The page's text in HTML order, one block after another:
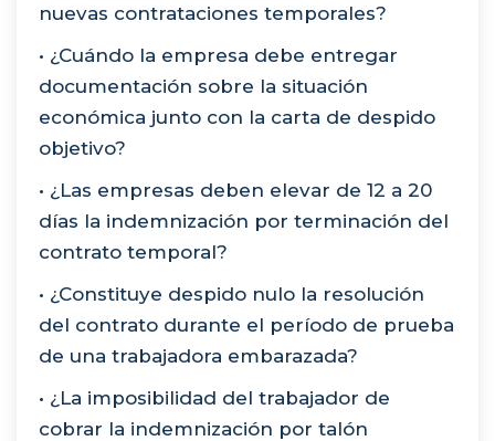
nuevas contrataciones temporales?
• ¿Cuándo la empresa debe entregar
documentación sobre la situación
económica junto con la carta de despido
objetivo?
• ¿Las empresas deben elevar de 12 a 20
días la indemnización por terminación del
contrato temporal?
• ¿Constituye despido nulo la resolución
del contrato durante el período de prueba
de una trabajadora embarazada?
• ¿La imposibilidad del trabajador de
cobrar la indemnización por talón